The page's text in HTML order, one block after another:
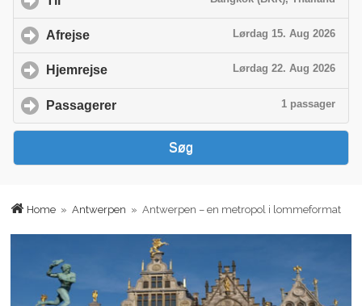
Home »Antwerpen » Antwerpen – en metropol i lommeformat